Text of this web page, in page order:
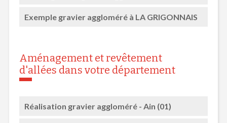
Exemple gravier aggloméré à LA GRIGONNAIS
Aménagement et revêtement
d'allées dans votre département
Réalisation gravier aggloméré - Ain (01)